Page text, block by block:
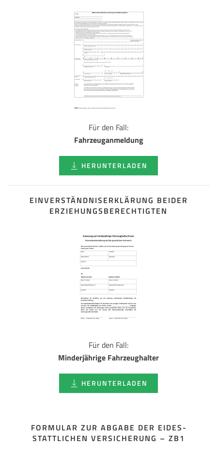
Für den Fall:
Fahrzeuganmeldung
HERUNTERLADEN
EINVERSTÄNDNISERKLÄRUNG BEIDER
ERZIEHUNGSBERECHTIGTEN
Für den Fall:
Minderjährige Fahrzeughalter
HERUNTERLADEN
FORMULAR ZUR ABGABE DER EIDES­
STATTLICHEN VERSICHERUNG – ZB1